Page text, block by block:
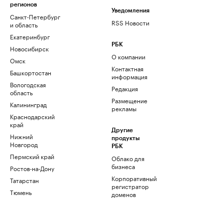
регионов
Санкт-Петербург
и область
Екатеринбург
Новосибирск
Омск
Башкортостан
Вологодская
область
Калининград
Краснодарский
край
Нижний
Новгород
Пермский край
Ростов-на-Дону
Татарстан
Тюмень
Уведомления
RSS Новости
РБК
О компании
Контактная
информация
Редакция
Размещение
рекламы
Другие
продукты
РБК
Облако для
бизнеса
Корпоративный
регистратор
доменов